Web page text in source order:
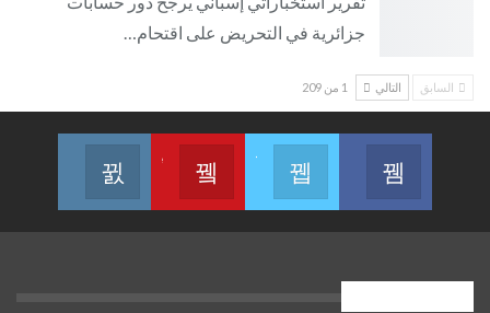
جزائرية في التحريض على اقتحام…
السابق التالي 1 من 209